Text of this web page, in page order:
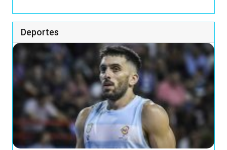
Deportes